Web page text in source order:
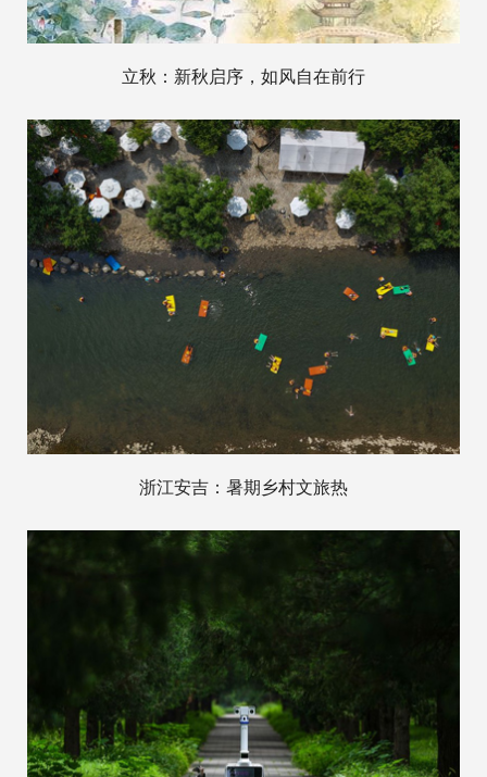
立秋：新秋启序，如风自在前行
浙江安吉：暑期乡村文旅热